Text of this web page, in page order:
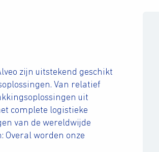
zijn uitstekend geschikt
Van relatief
uit
complete logistieke
van de wereldwijde
Overal worden onze